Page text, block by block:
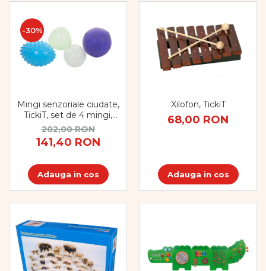
-30%
Mingi senzoriale ciudate,
TickiT, set de 4 mingi,
multicolor
202,00 RON
141,40 RON
Adauga in cos
Xilofon, TickiT
68,00 RON
Adauga in cos